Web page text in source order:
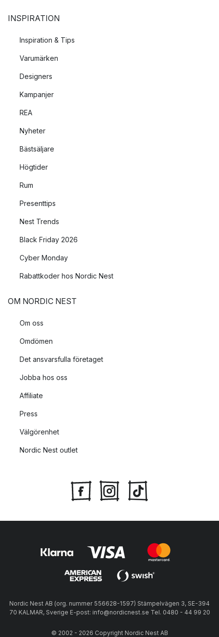
INSPIRATION
Inspiration & Tips
Varumärken
Designers
Kampanjer
REA
Nyheter
Bästsäljare
Högtider
Rum
Presenttips
Nest Trends
Black Friday 2026
Cyber Monday
Rabattkoder hos Nordic Nest
OM NORDIC NEST
Om oss
Omdömen
Det ansvarsfulla företaget
Jobba hos oss
Affiliate
Press
Välgörenhet
Nordic Nest outlet
Nordic Nest AB (org. nummer 556628-1597) Stämpelvägen 3, SE-394
70 KALMAR, Sverige E-post: info@nordicnest.se Tel. 0480 - 44 99 20
© 2002 - 2026 Copyright Nordic Nest AB